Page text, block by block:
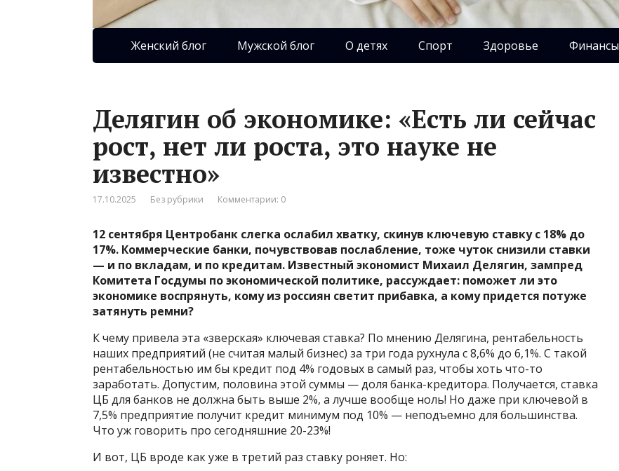
Женский блог Мужской блог О детях Спорт Здоровье Финансы
Делягин об экономике: «Есть ли сейчас
рост, нет ли роста, это науке не
известно»
17.10.2025 Без рубрики Комментарии: 0
12 сентября Центробанк слегка ослабил хватку, скинув ключевую ставку с 18% до
17%. Коммерческие банки, почувствовав послабление, тоже чуток снизили ставки
— и по вкладам, и по кредитам. Известный экономист Михаил Делягин, зампред
Комитета Госдумы по экономической политике, рассуждает: поможет ли это
экономике воспрянуть, кому из россиян светит прибавка, а кому придется потуже
затянуть ремни?
К чему привела эта «зверская» ключевая ставка? По мнению Делягина, рентабельность
наших предприятий (не считая малый бизнес) за три года рухнула с 8,6% до 6,1%. С такой
рентабельностью им бы кредит под 4% годовых в самый раз, чтобы хоть что-то
заработать. Допустим, половина этой суммы — доля банка-кредитора. Получается, ставка
ЦБ для банков не должна быть выше 2%, а лучше вообще ноль! Но даже при ключевой в
7,5% предприятие получит кредит минимум под 10% — неподъемно для большинства.
Что уж говорить про сегодняшние 20-23%!
И вот, ЦБ вроде как уже в третий раз ставку роняет. Но: